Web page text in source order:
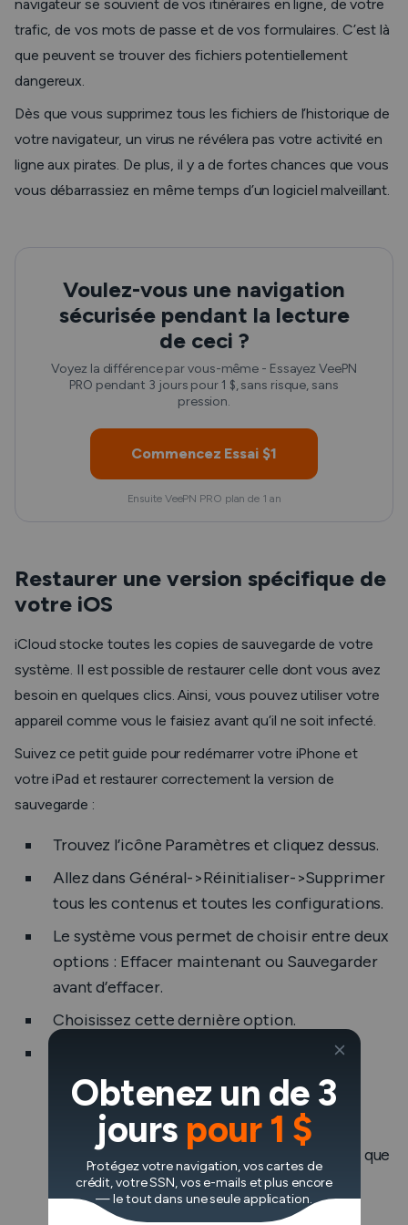
navigateur se souvient de vos itinéraires en ligne, de votre
trafic, de vos mots de passe et de vos formulaires. C’est là
que peuvent se trouver des fichiers potentiellement
dangereux.
Dès que vous supprimez tous les fichiers de l’historique de
votre navigateur, un virus ne révélera pas votre activité en
ligne aux pirates. De plus, il y a de fortes chances que vous
vous débarrassiez en même temps d’un logiciel malveillant.
Voulez-vous une navigation
sécurisée pendant la lecture
de ceci ?
Voyez la différence par vous-même - Essayez VeePN
PRO pendant 3 jours pour 1 $, sans risque, sans
pression.
Commencez Essai $1
Ensuite VeePN PRO plan de 1 an
Restaurer une version spécifique de
votre iOS
iCloud stocke toutes les copies de sauvegarde de votre
système. Il est possible de restaurer celle dont vous avez
besoin en quelques clics. Ainsi, vous pouvez utiliser votre
appareil comme vous le faisiez avant qu’il ne soit infecté.
Suivez ce petit guide pour redémarrer votre iPhone et
votre iPad et restaurer correctement la version de
sauvegarde :
Trouvez l’icône Paramètres et cliquez dessus.
Allez dans Général->Réinitialiser->Supprimer
tous les contenus et toutes les configurations.
Le système vous permet de choisir entre deux
options : Effacer maintenant ou Sauvegarder
avant d’effacer.
Choisissez cette dernière option.
Lorsque vous supprimez tous les fichiers
dangereux de votre appareil, vous pouvez
restaurer la version de sauvegarde en
sélectionnant Restaurer à partir de la
sauvegarde iCloud. Sélectionnez la version que
vous souhaitez utiliser.
Obtenez un de 3
jours pour 1 $
Protégez votre navigation, vos cartes de
crédit, votre SSN, vos e-mails et plus encore
— le tout dans une seule application.